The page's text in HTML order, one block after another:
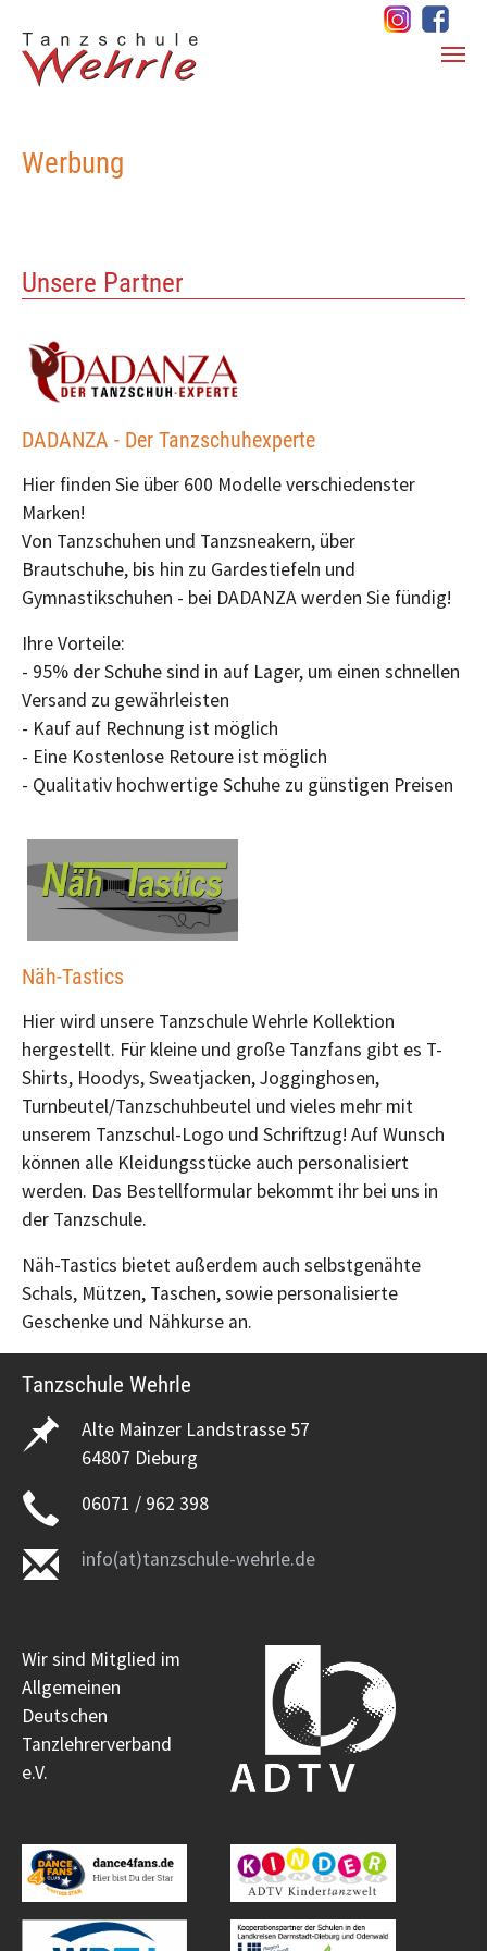
Zum Hauptinhalt springen
Werbung
Unsere Partner
DADANZA - Der Tanzschuhexperte
Hier finden Sie über 600 Modelle verschiedenster
Marken!
Von Tanzschuhen und Tanzsneakern, über
Brautschuhe, bis hin zu Gardestiefeln und
Gymnastikschuhen - bei DADANZA werden Sie fündig!
Ihre Vorteile:
- 95% der Schuhe sind in auf Lager, um einen schnellen
Versand zu gewährleisten
- Kauf auf Rechnung ist möglich
- Eine Kostenlose Retoure ist möglich
- Qualitativ hochwertige Schuhe zu günstigen Preisen
Näh-Tastics
Hier wird unsere Tanzschule Wehrle Kollektion
hergestellt. Für kleine und große Tanzfans gibt es T-
Shirts, Hoodys, Sweatjacken, Jogginghosen,
Turnbeutel/Tanzschuhbeutel und vieles mehr mit
unserem Tanzschul-Logo und Schriftzug! Auf Wunsch
können alle Kleidungsstücke auch personalisiert
werden. Das Bestellformular bekommt ihr bei uns in
der Tanzschule.
Näh-Tastics bietet außerdem auch selbstgenähte
Schals, Mützen, Taschen, sowie personalisierte
Geschenke und Nähkurse an.
Tanzschule Wehrle
Alte Mainzer Landstrasse 57
64807 Dieburg
06071 / 962 398
info(at)tanzschule-wehrle.de
Wir sind Mitglied im
Allgemeinen
Deutschen
Tanzlehrerverband
e.V.